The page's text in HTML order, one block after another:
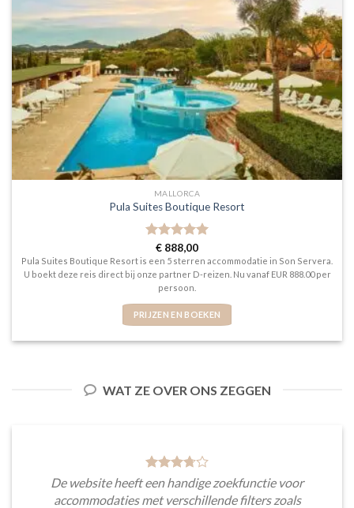
MALLORCA
Pula Suites Boutique Resort
Gewaardeerd
5uit 5
€ 888,00
Pula Suites Boutique Resort is een 5 sterren accommodatie in Son Servera.
U boekt deze reis direct bij onze partner D-reizen. Nu vanaf EUR 888.00 per
persoon.
PRIJZEN EN BOEKEN
WAT ZE OVER ONS ZEGGEN
De website heeft een handige zoekfunctie voor
accommodaties met verschillende filters zoals